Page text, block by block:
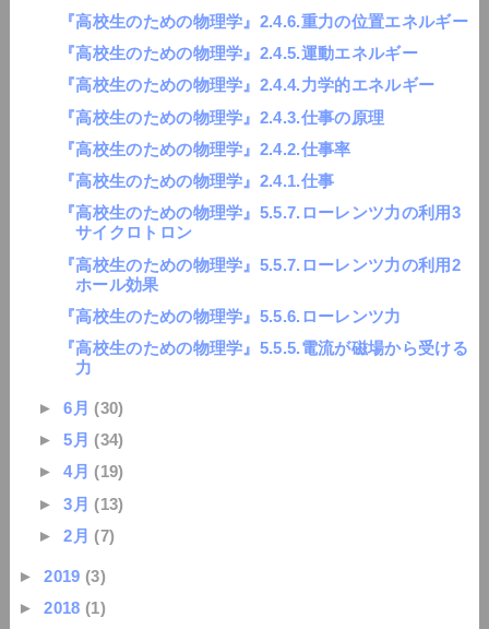
『高校生のための物理学』2.4.6.重力の位置エネルギー
『高校生のための物理学』2.4.5.運動エネルギー
『高校生のための物理学』2.4.4.力学的エネルギー
『高校生のための物理学』2.4.3.仕事の原理
『高校生のための物理学』2.4.2.仕事率
『高校生のための物理学』2.4.1.仕事
『高校生のための物理学』5.5.7.ローレンツ力の利用3
サイクロトロン
『高校生のための物理学』5.5.7.ローレンツ力の利用2
ホール効果
『高校生のための物理学』5.5.6.ローレンツ力
『高校生のための物理学』5.5.5.電流が磁場から受ける
力
►6月 (30)
►5月 (34)
►4月 (19)
►3月 (13)
►2月 (7)
►2019 (3)
►2018 (1)